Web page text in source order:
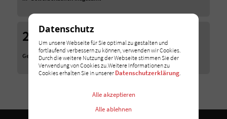
200
Gewerbeimmobilien im Angebot
Datenschutz
Um unsere Webseite für Sie optimal zu gestalten und
fortlaufend verbessern zu können, verwenden wir Cookies.
Durch die weitere Nutzung der Webseite stimmen Sie der
Verwendung von Cookies zu.Weitere Informationen zu
Cookies erhalten Sie in unserer Datenschutzerklärung
Alle ablehnen
Alle akzeptieren